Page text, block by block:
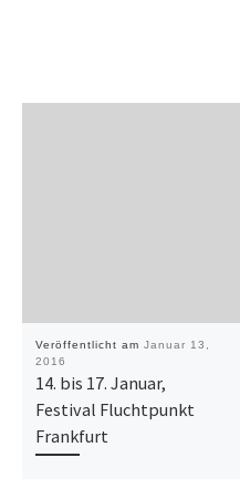
Veröffentlicht am Januar 13,
2016
14. bis 17. Januar,
Festival Fluchtpunkt
Frankfurt